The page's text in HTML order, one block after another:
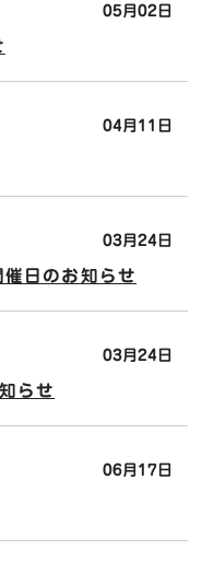
05月02日
04月11日
03月24日
日のお知らせ
03月24日
らせ
06月17日